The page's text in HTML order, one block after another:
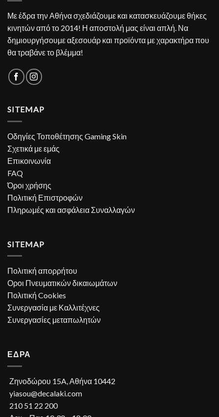
Με έδρα την Αθήνα σχεδιάζουμε και κατασκευάζουμε θήκες
κινητών από το 2014! Η αποστολή μας είναι απλή. Να
δημιουργήσουμε αξεσουάρ και προϊόντα με χαρακτήρα που
θα τραβάνε το βλέμμα!
SITEMAP
Οδηγίες Τοποθέτησης Gaming Skin
Σχετικά με εμάς
Επικοινωνία
FAQ
Όροι χρήσης
Πολιτική Επιστροφών
Πληρωμές και ασφάλεια Συναλλαγών
SITEMAP
Πολιτική απορρήτου
Οροι Πνευματικών δικαιωμάτων
Πολιτική Cookies
Συνεργασία με Καλλιτέχνες
Συνεργασίες μεταπωλητών
ΕΔΡΑ
Ζηνοδώρου 15A, Αθήνα 10442
yiasou@decalaki.com
210 51 22 200